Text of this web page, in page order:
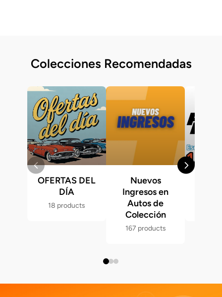
Colecciones Recomendadas
OFERTAS DEL
DÍA
18 products
Nuevos
Ingresos en
Autos de
Colección
167 products